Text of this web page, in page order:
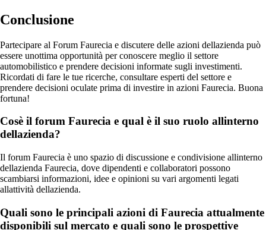
Conclusione
Partecipare al Forum Faurecia e discutere delle azioni dellazienda può
essere unottima opportunità per conoscere meglio il settore
automobilistico e prendere decisioni informate sugli investimenti.
Ricordati di fare le tue ricerche, consultare esperti del settore e
prendere decisioni oculate prima di investire in azioni Faurecia. Buona
fortuna!
Cosè il forum Faurecia e qual è il suo ruolo allinterno
dellazienda?
Il forum Faurecia è uno spazio di discussione e condivisione allinterno
dellazienda Faurecia, dove dipendenti e collaboratori possono
scambiarsi informazioni, idee e opinioni su vari argomenti legati
allattività dellazienda.
Quali sono le principali azioni di Faurecia attualmente
disponibili sul mercato e quali sono le prospettive